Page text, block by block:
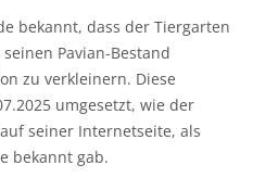
bekannt, dass der Tiergarten
Pavian-Bestand
zu verkleinern. Diese
umgesetzt, wie der
seiner Internetseite, als
bekannt gab.